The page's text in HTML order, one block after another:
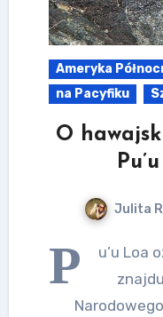
Ameryka
na Pacyfiku
O
Julita
P
u’u Loa